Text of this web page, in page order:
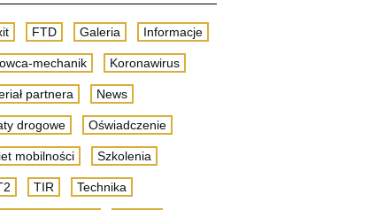
FTD Galeria Informacje
mechanik Koronawirus
partnera News
drogowe Oświadczenie
mobilności Szkolenia
TIR Technika